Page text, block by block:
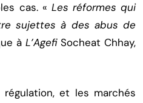
cas. « Les réformes qui
sujettes à des abus de
à L’AgefiSocheat Chhay,
et les marchés